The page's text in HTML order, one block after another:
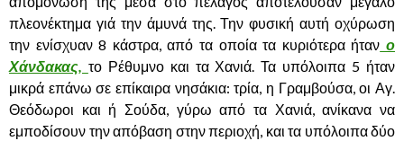
πλεονέκτημα γιά την άμυνά της. Την φυσική αυτή οχύρωση
την ενίσχυαν 8 κάστρα, από τα οποία τα κυριότερα ήταν ο
Χάνδακας, το Ρέθυμνο και τα Χανιά. Τα υπόλοιπα 5 ήταν
μικρά επάνω σε επίκαιρα νησάκια: τρία, η Γραμβούσα, οι Αγ.
Θεόδωροι και ή Σούδα, γύρω από τα Χανιά, ανίκανα να
εμποδίσουν την απόβαση στην περιοχή, και τα υπόλοιπα δύο